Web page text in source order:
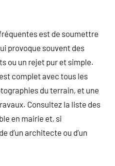
est de soumettre
provoque souvent des
ou un rejet pur et simple.
complet avec tous les
du terrain, et une
Consultez la liste des
en mairie et, si
d’un architecte ou d’un